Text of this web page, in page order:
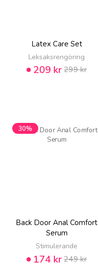
Latex Care Set
Leksaksrengöring
209 kr299 kr
30%
Back Door Anal Comfort
Serum
Stimulerande
174 kr249 kr